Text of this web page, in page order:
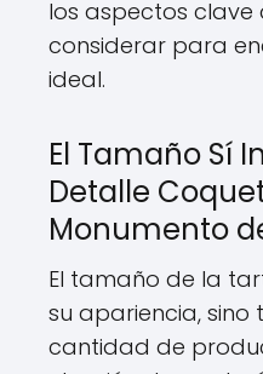
los aspectos clave
considerar para
ideal.
El Tamaño Sí
Detalle
Monumento
El tamaño de la
su apariencia, sino
cantidad de